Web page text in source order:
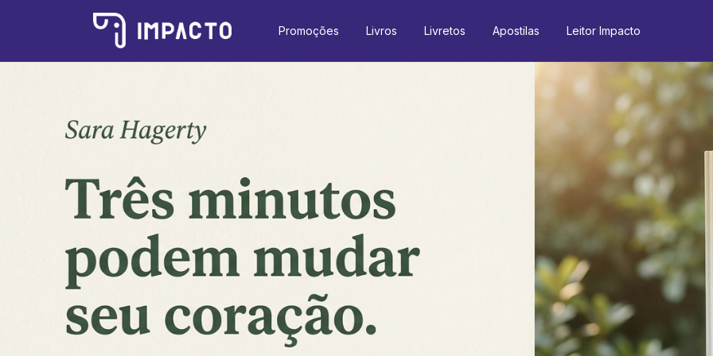
Promoções Livros Livretos Apostilas Leitor Impacto